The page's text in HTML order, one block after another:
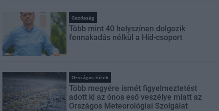
Gazdaság
Több mint 40 helyszínen dolgozik
fennakadás nélkül a Híd-csoport
Országos hírek
Több megyére ismét figyelmeztetést
adott ki az ónos eső veszélye miatt az
Országos Meteorológiai Szolgálat